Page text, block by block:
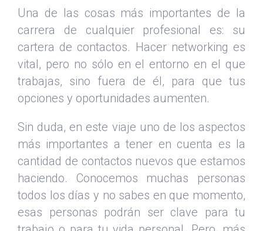
Una de las cosas más importantes de la
carrera de cualquier profesional es: su
cartera de contactos. Hacer networking es
vital, pero no sólo en el entorno en el que
trabajas, sino fuera de él, para que tus
opciones y oportunidades aumenten.
Sin duda, en este viaje uno de los aspectos
más importantes a tener en cuenta es la
cantidad de contactos nuevos que estamos
haciendo. Conocemos muchas personas
todos los días y no sabes en que momento,
esas personas podrán ser clave para tu